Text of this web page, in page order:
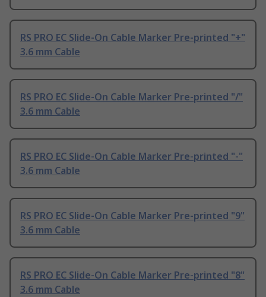
RS PRO EC Slide-On Cable Marker Pre-printed "+"
3.6 mm Cable
RS PRO EC Slide-On Cable Marker Pre-printed "/"
3.6 mm Cable
RS PRO EC Slide-On Cable Marker Pre-printed "-"
3.6 mm Cable
RS PRO EC Slide-On Cable Marker Pre-printed "9"
3.6 mm Cable
RS PRO EC Slide-On Cable Marker Pre-printed "8"
3.6 mm Cable